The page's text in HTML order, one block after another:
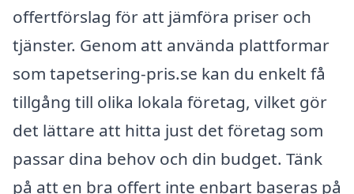
offertförslag för att jämföra priser och
tjänster. Genom att använda plattformar
som tapetsering-pris.se kan du enkelt få
tillgång till olika lokala företag, vilket gör
det lättare att hitta just det företag som
passar dina behov och din budget. Tänk
på att en bra offert inte enbart baseras på